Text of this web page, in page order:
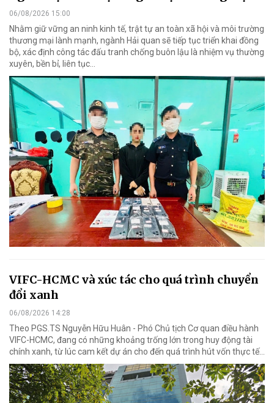
06/08/2026 15:00
Nhằm giữ vững an ninh kinh tế, trật tự an toàn xã hội và môi trường
thương mại lành mạnh, ngành Hải quan sẽ tiếp tục triển khai đồng
bộ, xác định công tác đấu tranh chống buôn lậu là nhiệm vụ thường
xuyên, bền bỉ, liên tục…
VIFC-HCMC và xúc tác cho quá trình chuyển
đổi xanh
06/08/2026 14:28
Theo PGS.TS Nguyễn Hữu Huân - Phó Chủ tịch Cơ quan điều hành
VIFC-HCMC, đang có những khoảng trống lớn trong huy động tài
chính xanh, từ lúc cam kết dự án cho đến quá trình hút vốn thực tế...